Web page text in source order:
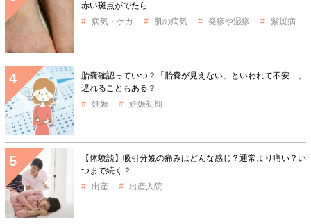
赤い斑点がでたら…
病気・ケガ
肌の病気 発疹や湿疹 紫斑病
胎嚢確認っていつ？「胎嚢が見えない」といわれて不安…。
遅れることもある？
妊娠
妊娠初期
【体験談】吸引分娩の痛みはどんな感じ？通常より痛い？い
つまで続く？
出産
出産入院